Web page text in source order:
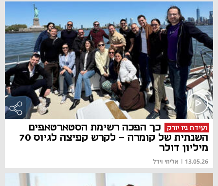
ועידת ניו יורק
כך הפכה רשימת הסטארטאפים
השנתית של קומרה - לקרש קפיצה לגיוס 70
מיליון דולר
13.05.26
| אליחי וידל